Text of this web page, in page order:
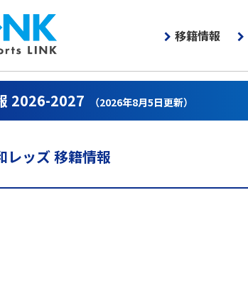
移籍情報
2026-2027 （2026年8月5日更新）
レッズ 移籍情報